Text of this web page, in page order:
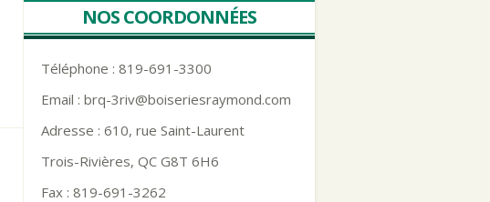
NOS COORDONNÉES
Téléphone : 819-691-3300
Email : brq-3riv@boiseriesraymond.com
Adresse : 610, rue Saint-Laurent
Trois-Rivières, QC G8T 6H6
Fax : 819-691-3262